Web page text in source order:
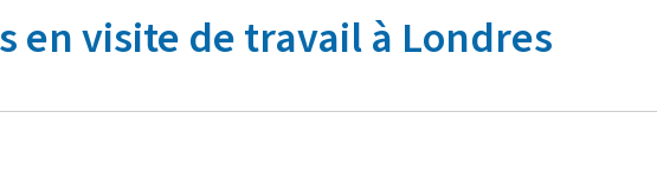
en visite de travail à Londres